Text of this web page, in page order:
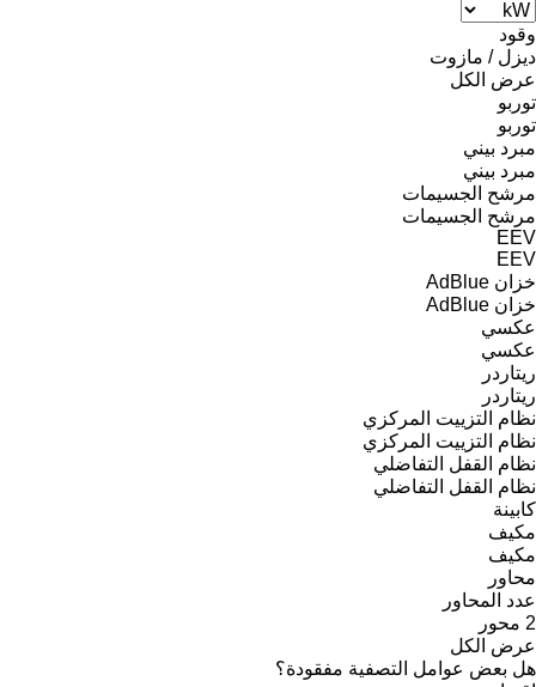
وقود
ديزل / مازوت
عرض الكل
توربو
توربو
مبرد بيني
مبرد بيني
مرشح الجسيمات
مرشح الجسيمات
EEV
EEV
خزان AdBlue
خزان AdBlue
عكسي
عكسي
ريتاردر
ريتاردر
نظام التزييت المركزي
نظام التزييت المركزي
نظام القفل التفاضلي
نظام القفل التفاضلي
كابينة
مكيف
مكيف
محاور
عدد المحاور
2 محور
عرض الكل
هل بعض عوامل التصفية مفقودة؟